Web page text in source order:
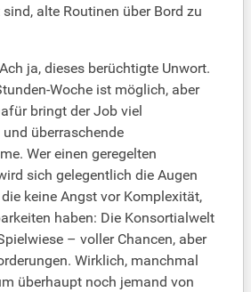
alte Routinen über Bord zu
ja, dieses berüchtigte Unwort.
Woche ist möglich, aber
bringt der Job viel
überraschende
Wer einen geregelten
sich gelegentlich die Augen
keine Angst vor Komplexität,
haben: Die Konsortialwelt
– voller Chancen, aber
Wirklich, manchmal
überhaupt noch jemand von